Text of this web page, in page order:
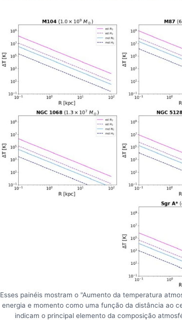
Esses painéis mostram o "Aumento da temperatura
energia e momento como uma função da distância ao
indicam o principal elemento da composição